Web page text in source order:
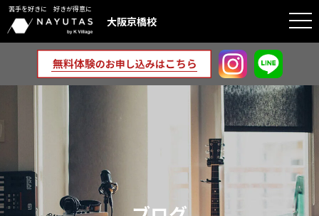
苦手を好きに 好きが得意に
大阪京橋校